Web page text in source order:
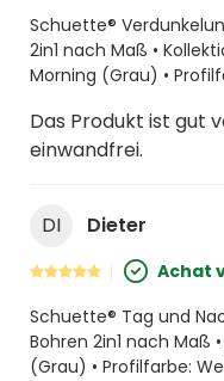
Schuette®
2in1 nach Maß •
Morning (Grau) •
Das Produkt ist gut
einwandfrei.
DI Dieter
Achat
Schuette® Tag und
Bohren 2in1 nach Maß
(Grau) • Profilfarbe: